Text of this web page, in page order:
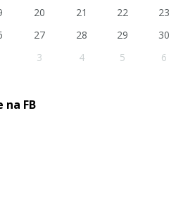
20 21 22
23
27 28 29
30
3 4 5 6
na FB